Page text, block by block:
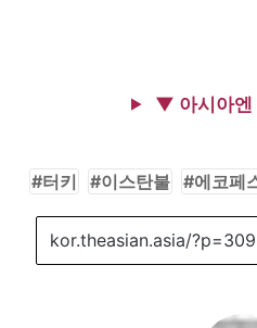
▼ 아시아
터키 이스탄불 에코페